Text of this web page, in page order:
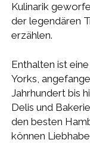
Kulinarik
der legendären
erzählen.
Enthalten ist
Yorks,
Jahrhundert bis
Delis und
den besten
können